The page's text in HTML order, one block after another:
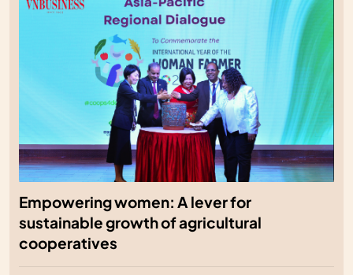
Empowering women: A lever for
sustainable growth of agricultural
cooperatives